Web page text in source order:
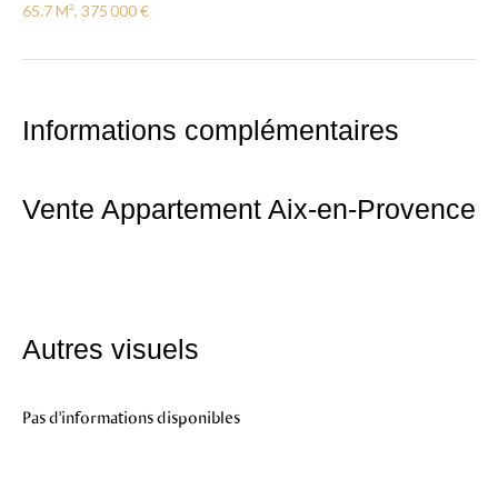
65.7 M², 375 000 €
Informations complémentaires
Vente Appartement Aix-en-Provence
Autres visuels
Pas d'informations disponibles